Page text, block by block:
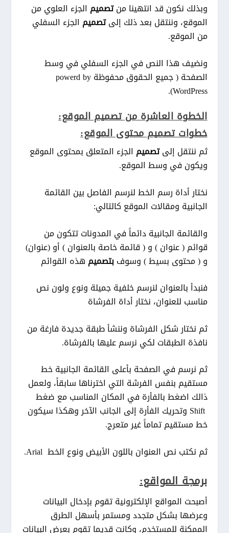
وبذلك نكون قد انتهينا منتصميم الجزء العلوي من
الموقع، وننتقل بعد ذلك إلىتصميم الجزء السفلي
من الموقع.
ونضيف هذا النص في الجزء السفلي في وسط
الصفحة ( جميع الحقوق محفوظة powerd by
WordPress).
الخطوة العاشرة من تصميم الموقع:
خطوات تصميم محتوى الموقع:
ثم ننتقل إلىتصميم الجزء المتعلق بمحتوى الموقع
ويكون في وسط الموقع.
نختار أداة رسم الخط لنرسم الفاصل بين القائمة
الجانبية ومقالات الموقع كالتالي:
والقائمة الجانبية دائماً في المدونات تتكون من
قوائم ( عنوان ) و ( قائمة خاصة بالعنوان ) أو (عنوان)
و ( محتوى بسيط ) وسوفبتصميم هذه القوائم
فنبدأ بالعنوان لنرسم خلفية جميلة ونوع ولون نص
مناسب للعنوان، نختار أداة الفرشاة
ثم نختار شكل الفرشاة وننشأ طبقة جديدة فارغة من
نافذة الطبقات لكي نرسم عليها بالفرشاة.
ثم نرسم في الصفحة بأعلى القائمة الجانبية خط
مستقيم بنفس الفرشة التي اخترناها سابقاً، ولعمل
ذالك اضغط بالفأرة في المكان المناسب مع ضغط
Shift وتحريك الفأرة إلى الجانب الآخر وهكذا سيكون
خط مستقيم تماماً غير متعرج.
ثم نكتب نص العنوان باللون الأبيض ونوع الخط Arial.
برمجة المواقع:
أصبحت المواقع الإلكترونية تقوم بإدخال البيانات
وعرضها بشكل متجدد ومستمر بأسهل الطرق
الممكنة للمستخدم، وكانت قديما تقوم بعرض البيانات